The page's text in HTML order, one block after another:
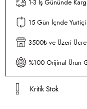
1-3 İş Gününde
15 Gün İçnde
3500₺ ve Üzeri
%100 Orijinal Ürün
Kritik Stok